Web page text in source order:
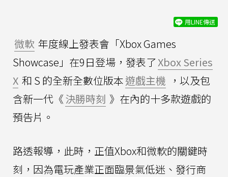
用LINE傳送
微軟 年度線上發表會「Xbox Games
Showcase」在9日登場，發表了Xbox Series
X 和 S 的全新全數位版本遊戲主機 ，以及包
含新一代《決勝時刻 》在內的十多款遊戲的
預告片。
路透報導，此時，正值Xbox和微軟的關鍵時
刻，因為電玩產業正面臨景氣低迷、發行商